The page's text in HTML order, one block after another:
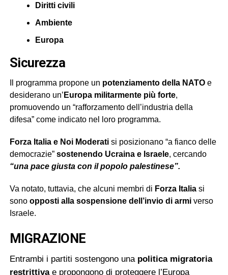
Diritti civili
Ambiente
Europa
Sicurezza
Il programma propone un potenziamento della NATOe
desiderano un’ Europa militarmente più forte,
promuovendo un “rafforzamento dell’industria della
difesa” come indicato nel loro programma.
Forza Italia e Noi Moderatisi posizionano “a fianco delle
democrazie” sostenendo Ucraina e Israele, cercando
“una pace giusta con il popolo palestinese”.
Va notato, tuttavia, che alcuni membri di Forza Italiasi
sono opposti alla sospensione dell’invio di armiverso
Israele.
MIGRAZIONE
Entrambi i partiti sostengono una politica migratoria
restrittivae propongono di proteggere l’Europa